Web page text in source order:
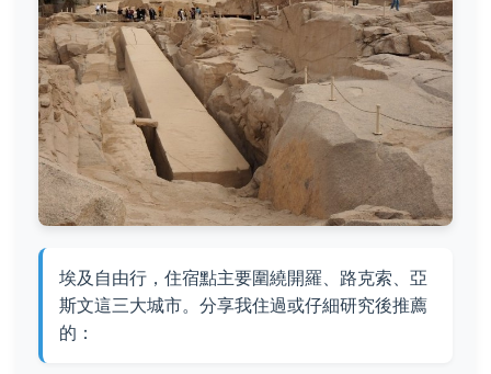
埃及自由行，住宿點主要圍繞開羅、路克索、亞
斯文這三大城市。分享我住過或仔細研究後推薦
的：